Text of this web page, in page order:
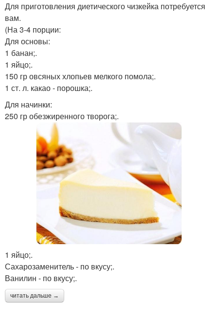
Для приготовления диетического чизкейка потребуется
вам.
(На 3-4 порции:
Для основы:
1 банан;.
1 яйцо;.
150 гр овсяных хлопьев мелкого помола;.
1 ст. л. какао - порошка;.
Для начинки:
250 гр обезжиренного творога;.
1 яйцо;.
Сахарозаменитель - по вкусу;.
Ванилин - по вкусу;.
читать дальше →